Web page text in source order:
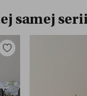
samej serii